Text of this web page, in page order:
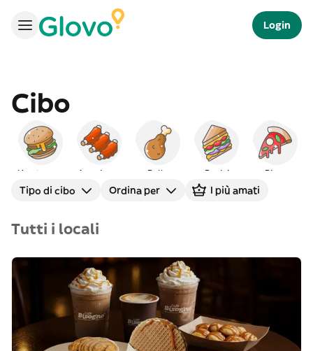
Login
Cibo
Hamburger Americano Pollo Panini Pizza
Tipo di cibo Ordina per I più amati
Tutti i locali